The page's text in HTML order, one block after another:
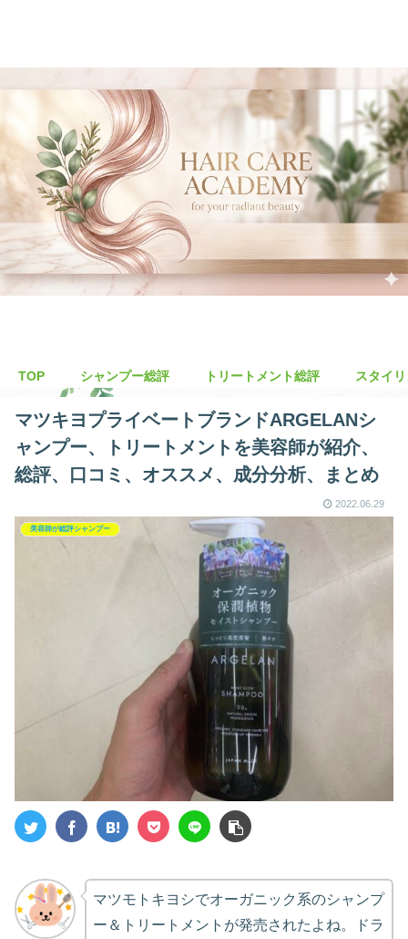
TOP シャンプー総評 トリートメント総評 スタイ
マツキヨプライベートブランドARGELANシ
ャンプー、トリートメントを美容師が紹介、
総評、口コミ、オススメ、成分分析、まとめ
2022.06.29
美容師が総評シャンプー
マツモトキヨシでオーガニック系のシャンプ
ー＆トリートメントが発売されたよね。ドラ